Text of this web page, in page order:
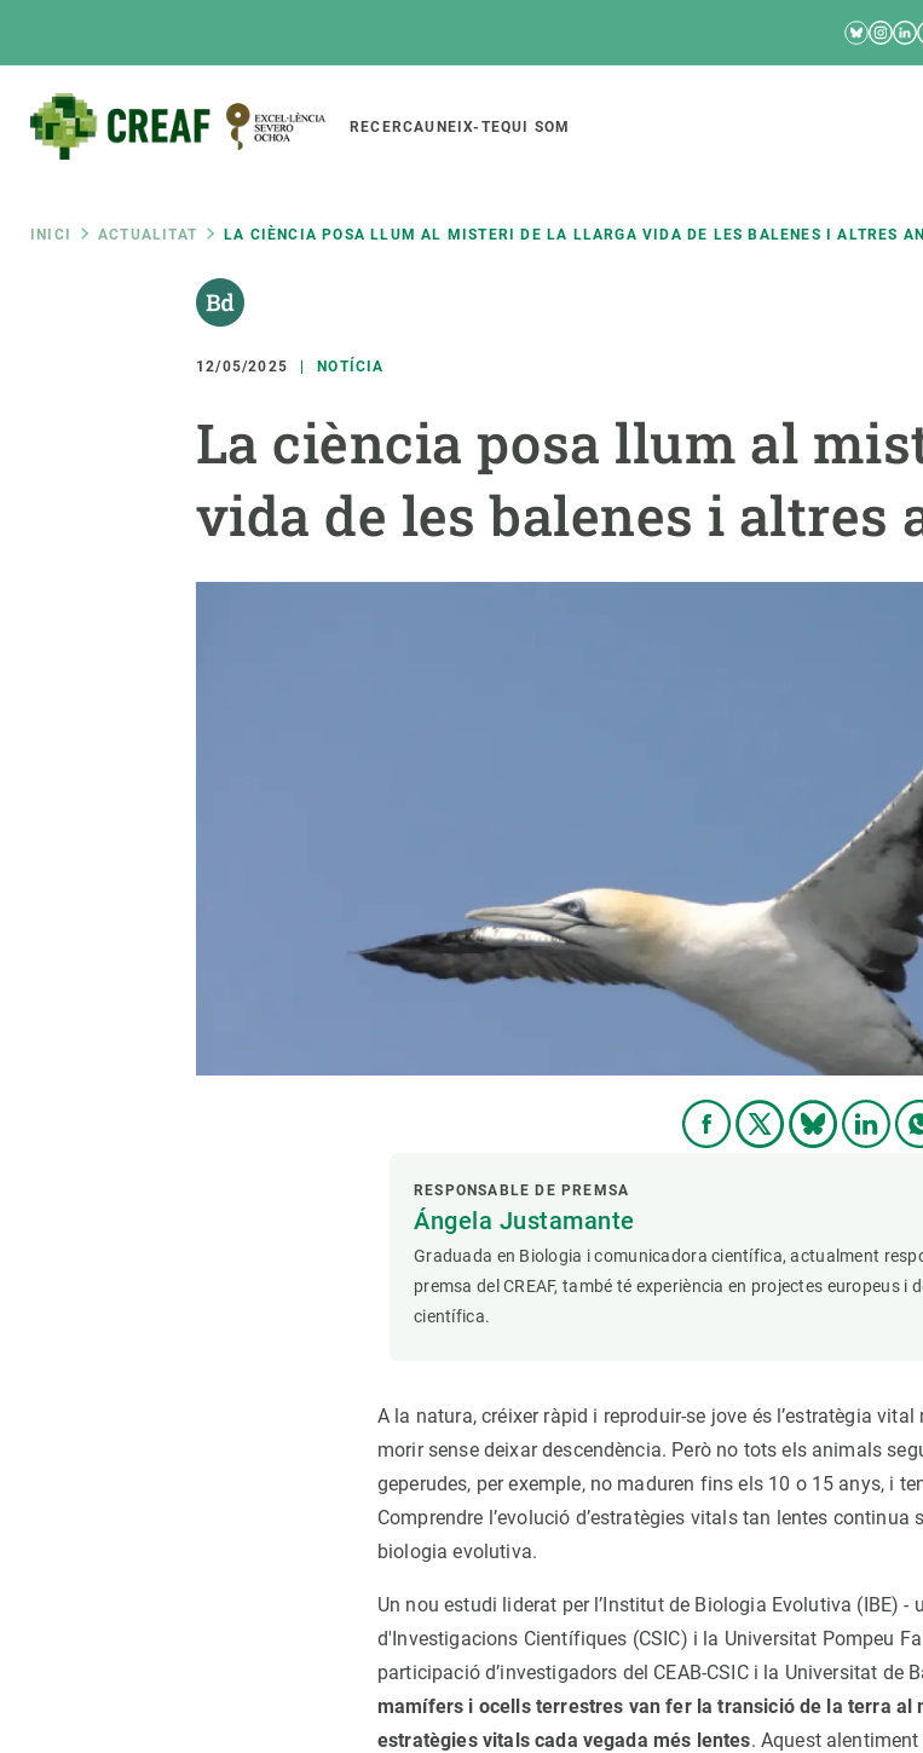
Bluesky
Main
navigation
RECERCAUNEIX-TEQUI SOM
Fil
d'ariadna
INICI ACTUALITAT LA CIÈNCIA POSA LLUM AL MISTERI DE LA LLARGA VIDA DE LES BALENES I ALTRES
12/05/2025 NOTÍCIA
La ciència posa llum al
vida de les balenes i altres
RESPONSABLE DE PREMSA
Ángela Justamante
Graduada en Biologia i comunicadora científica, actualment
premsa del CREAF, també té experiència en projectes europeus i
científica.
A la natura, créixer ràpid i reproduir-se jove és l’estratègia
morir sense deixar descendència. Però no tots els animals
geperudes, per exemple, no maduren fins els 10 o 15 anys, i
Comprendre l’evolució d’estratègies vitals tan lentes continua
biologia evolutiva.
Un nou estudi liderat per l’Institut de Biologia Evolutiva (IBE) -
d'Investigacions Científiques (CSIC) i la Universitat Pompeu
participació d’investigadors del CEAB-CSIC i la Universitat de
mamífers i ocells terrestres van fer la transició de la terra al
estratègies vitals cada vegada més lentes. Aquest
Featured
responsive
Responsive
menu
SOBRE NOSALTRES
Organització institucional
Infraestructures
Biodiversitat
Canvi global
Funcionament dels ecosistemes
Temes transversals
Solucions
Política i gestió
Oportunitats
Demana la
Vine de
Seminaris i
T’oferim